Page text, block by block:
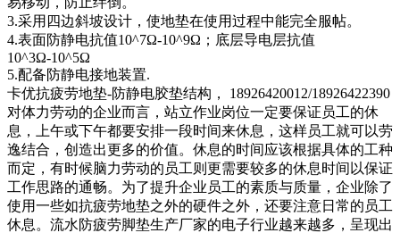
3.采用四边斜坡设计，使地垫在使用过程中能完全服帖。
4.表面防静电抗值10^7Ω-10^9Ω；底层导电层抗值
10^3Ω-10^5Ω
5.配备防静电接地装置.
卡优抗疲劳地垫-防静电胶垫结构， 18926420012/18926422390
对体力劳动的企业而言，站立作业岗位一定要保证员工的休
息，上午或下午都要安排一段时间来休息，这样员工就可以劳
逸结合，创造出更多的价值。休息的时间应该根据具体的工种
而定，有时候脑力劳动的员工则更需要较多的休息时间以保证
工作思路的通畅。为了提升企业员工的素质与质量，企业除了
使用一些如抗疲劳地垫之外的硬件之外，还要注意日常的员工
休息。流水防疲劳脚垫生产厂家的电子行业越来越多，呈现出